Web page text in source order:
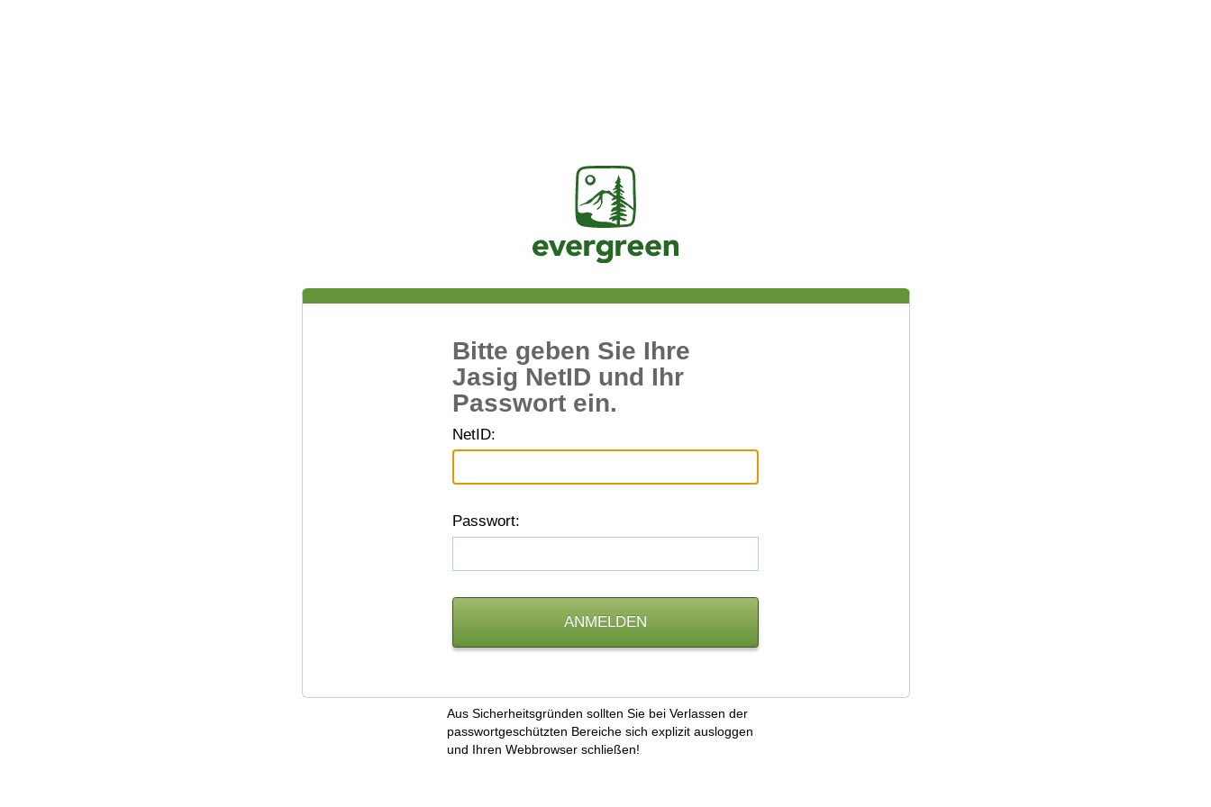
Jasig
Bitte geben Sie Ihre
Jasig NetID und Ihr
Passwort ein.
NetID:
Passwort:
Aus Sicherheitsgründen sollten Sie bei Verlassen der
passwortgeschützten Bereiche sich explizit ausloggen
und Ihren Webbrowser schließen!